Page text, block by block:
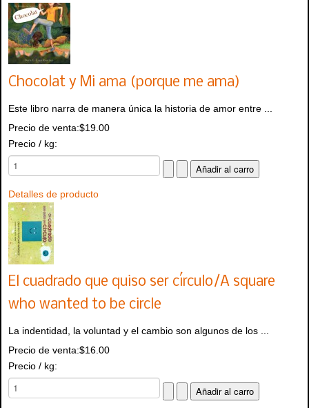
Chocolat y Mi ama (porque me ama)
Este libro narra de manera única la historia de amor entre ...
Precio de venta:$19.00
Precio / kg:
Detalles de producto
El cuadrado que quiso ser círculo/A square
who wanted to be circle
La indentidad, la voluntad y el cambio son algunos de los ...
Precio de venta:$16.00
Precio / kg: